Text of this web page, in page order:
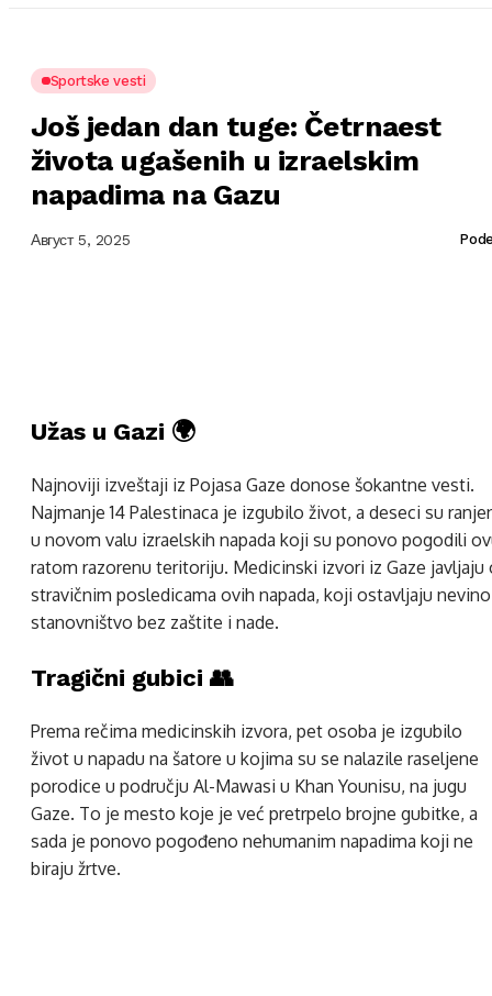
Sportske vesti
Još jedan dan tuge: Četrnaest
života ugašenih u izraelskim
napadima na Gazu
Август 5, 2025
Užas u Gazi 🌍
Najnoviji izveštaji iz Pojasa Gaze donose šokantne vesti.
Najmanje 14 Palestinaca je izgubilo život, a deseci su
u novom valu izraelskih napada koji su ponovo pogodili
ratom razorenu teritoriju. Medicinski izvori iz Gaze javljaju
stravičnim posledicama ovih napada, koji ostavljaju nevino
stanovništvo bez zaštite i nade.
Tragični gubici 👥
Prema rečima medicinskih izvora, pet osoba je izgubilo
život u napadu na šatore u kojima su se nalazile raseljene
porodice u području Al-Mawasi u Khan Younisu, na jugu
Gaze. To je mesto koje je već pretrpelo brojne gubitke, a
sada je ponovo pogođeno nehumanim napadima koji ne
biraju žrtve.